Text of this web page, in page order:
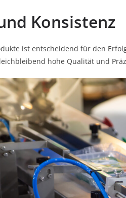
Konsistenz
ist entscheidend für den
hohe Qualität und